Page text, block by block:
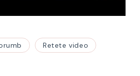
Retete video